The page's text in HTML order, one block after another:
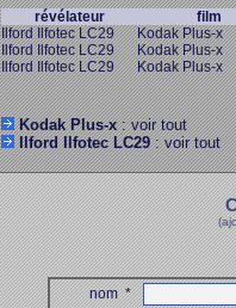
révélateur
film
Ilford Ilfotec LC29
Kodak Plus-x
Ilford Ilfotec LC29
Kodak Plus-x
Ilford Ilfotec LC29
Kodak Plus-x
Kodak Plus-x: voir tout
Ilford Ilfotec LC29: voir tout
nom*